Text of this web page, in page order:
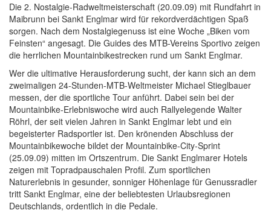
Die 2. Nostalgie-Radweltmeisterschaft (20.09.09) mit Rundfahrt in
Maibrunn bei Sankt Englmar wird für rekordverdächtigen Spaß
sorgen. Nach dem Nostalgiegenuss ist eine Woche „Biken vom
Feinsten“ angesagt. Die Guides des MTB-Vereins Sportivo zeigen
die herrlichen Mountainbikestrecken rund um Sankt Englmar.
Wer die ultimative Herausforderung sucht, der kann sich an dem
zweimaligen 24-Stunden-MTB-Weltmeister Michael Stieglbauer
messen, der die sportliche Tour anführt. Dabei sein bei der
Mountainbike-Erlebniswoche wird auch Rallyelegende Walter
Röhrl, der seit vielen Jahren in Sankt Englmar lebt und ein
begeisterter Radsportler ist. Den krönenden Abschluss der
Mountainbikewoche bildet der Mountainbike-City-Sprint
(25.09.09) mitten im Ortszentrum. Die Sankt Englmarer Hotels
zeigen mit Topradpauschalen Profil. Zum sportlichen
Naturerlebnis in gesunder, sonniger Höhenlage für Genussradler
tritt Sankt Englmar, eine der beliebtesten Urlaubsregionen
Deutschlands, ordentlich in die Pedale.